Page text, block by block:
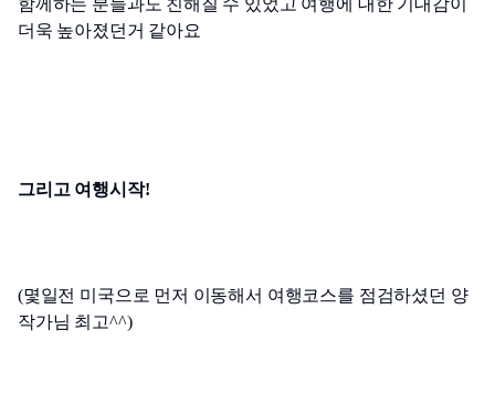
함께하는 분들과도 친해질 수 있었고 여행에 대한 기대감이
더욱 높아졌던거 같아요
그리고 여행시작!
(몇일전 미국으로 먼저 이동해서 여행코스를 점검하셨던 양
작가님 최고^^)